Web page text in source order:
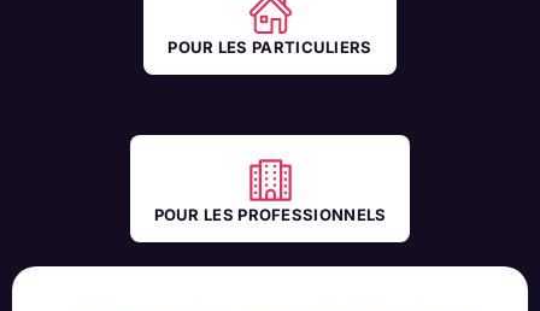
POUR LES PARTICULIERS
POUR LES PROFESSIONNELS